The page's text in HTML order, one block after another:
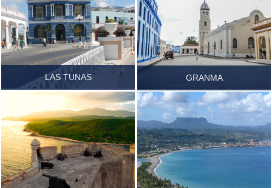
LAS TUNAS
Ver más...
GRANMA
Ver más...